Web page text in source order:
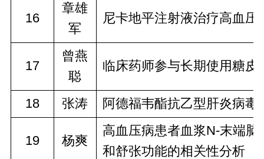
16
章雄
军
尼卡地平注射液治疗高血压
17
曾燕
聪
临床药师参与长期使用糖皮
18 张涛 阿德福韦酯抗乙型肝炎病毒
19 杨爽
高血压病患者血浆N-末端
和舒张功能的相关性分析